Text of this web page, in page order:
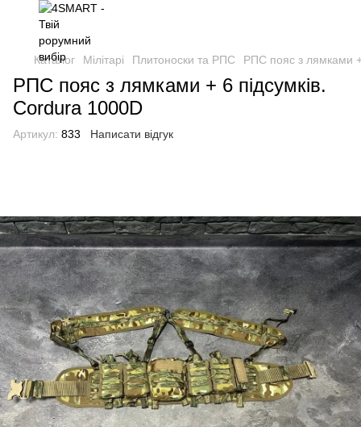
Каталог Мілітарі Плитоноски та РПС РПС пояс з лямками
РПС пояс з лямками + 6 підсумків.
Cordura 1000D
Артикул: 833 Написати відгук